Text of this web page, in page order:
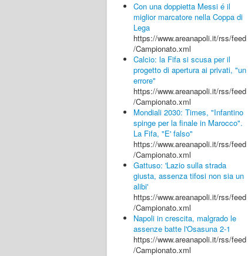
Con una doppietta Messi é il
miglior marcatore nella Coppa di
Lega
https://www.areanapoli.it/rss/feed
/Campionato.xml
Calcio: la Fifa si scusa per il
progetto di apertura ai privati, "un
errore"
https://www.areanapoli.it/rss/feed
/Campionato.xml
Mondiali 2030: Times, "Infantino
spinge per la finale in Marocco".
La Fifa, "E' falso"
https://www.areanapoli.it/rss/feed
/Campionato.xml
Gattuso: 'Lazio sulla strada
giusta, assenza tifosi non sia un
alibi'
https://www.areanapoli.it/rss/feed
/Campionato.xml
Napoli in crescita, malgrado le
assenze batte l'Osasuna 2-1
https://www.areanapoli.it/rss/feed
/Campionato.xml